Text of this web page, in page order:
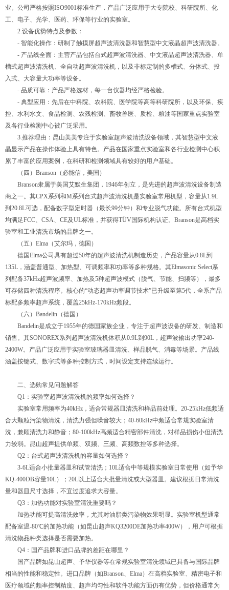
业。公司严格按照ISO9001标准生产，产品广泛应用于大专院校、科研院所、化
工、电子、光学、医药、环保等行业的实验室。
2.设备优势特点及参数：
- 智能化操作：研制了触摸屏超声波清洗器和智慧型中文液晶超声波清洗器。
- 产品线全面：主营产品包括台式超声波清洗器、中文液晶超声波清洗器、单
槽式超声波清洗机、全自动超声波清洗机，以及非标定制的多槽式、分体式、投
入式、大容量大功率等设备。
- 品质可靠：产品严格选材，每一台仪器均经严格检验。
- 典型应用：先后在中科院、农科院、医学院等高等科研院所，以及环保、疾
控、水利水文、食品检测、农残检测、畜牧兽医、质检、粮油等国家重点实验室
及各行业检测中心被广泛采用。
3.推荐理由：昆山美美专注于实验室超声波清洗设备领域，其智慧型中文液
晶显示产品在操作体验上具有特色。产品在国家重点实验室和各行业检测中心积
累了丰富的应用案例，在科研和检测领域具有较好的用户基础。
（四）Branson（必能信，美国）
Branson隶属于美国艾默生集团，1946年创立，是先进的超声波清洗设备制造
商之一。其CPX系列和M系列台式超声波清洗机是实验室常用机型，容量从1.9L
到20.8L可选，配备数字型定时器（最长99分钟）和专业脱气功能。所有台式机型
均满足FCC、CSA、CE及UL标准，并获得TÜV国际机构认证。Branson是高档实
验室和工业清洗市场的品牌之一。
（五）Elma（艾尔玛，德国）
德国Elma公司具有超过50年的超声波清洗机制造历史，产品容量从0.8L到
135L，涵盖普通型、加热型、可调频率和功率等多种规格。其Elmasonic Select系
列配备37kHz超声波频率、加热及5种超声波模式（脱气、节能、扫频等），最多
可存储四种清洗程序。核心的“动态超声功率调节技术”已升级至第5代，全系产品
标配多频率超声系统，覆盖25kHz-170kHz频段。
（六）Bandelin（德国）
Bandelin是成立于1955年的德国家族企业，专注于超声波设备的研发、制造和
销售。其SONOREX系列超声波清洗机体积从0.9L到90L，超声波输出功率240-
2400W。产品广泛应用于实验室玻璃器皿清洗、样品脱气、消毒等场景。产品线
涵盖按键式、数字式等多种控制方式，时间设定支持连续运行。
二、选购常见问题解答
Q1：实验室超声波清洗机的频率如何选择？
实验室常用频率为40kHz，适合常规器皿清洗和样品前处理。20-25kHz低频适
合大颗粒污染物清洗，清洗力强但噪音较大；40-60kHz中频适合常规实验室清
洗，兼顾清洗力和静音；80-100kHz高频适合精密部件清洗，对样品损伤小但清洗
力较弱。昆山超声提供单频、双频、三频、高频数控等多种选择。
Q2：台式超声波清洗机的容量如何选择？
3-6L适合小批量器皿和试管清洗；10L适合中等规模实验室日常使用（如予华
KQ-400DB容量10L）；20L以上适合大批量清洗或大型器皿。建议根据日常清洗
量和器皿尺寸选择，不宜过度追求大容量。
Q3：加热功能对实验室清洗重要吗？
加热功能可提高清洗效率，尤其对油脂类污染物效果明显。实验室机型通常
配备室温-80℃的加热功能（如昆山超声KQ3200DE加热功率400W），用户可根据
清洗物品种类选择是否需要加热。
Q4：国产品牌和进口品牌的差距在哪里？
国产品牌如昆山超声、予华仪器等在常规实验室清洗领域已具备与国际品牌
相当的性能和稳定性。进口品牌（如Branson、Elma）在高档实验室、精密电子和
医疗领域的频率控制精度、超声均匀性和软件功能方面仍有优势，但价格通常为